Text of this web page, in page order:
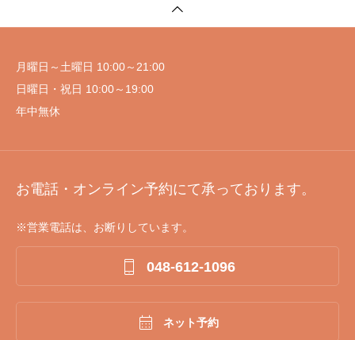
月曜日～土曜日 10:00～21:00
日曜日・祝日 10:00～19:00
年中無休
お電話・オンライン予約にて承っております。
※営業電話は、お断りしています。
 048-612-1096
 ネット予約